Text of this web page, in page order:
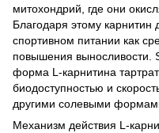
митохондрий, где они
Благодаря этому карнитин
спортивном питании как
повышения выносливости.
форма L-карнитина
биодоступностью и
другими солевыми
Механизм действия L-